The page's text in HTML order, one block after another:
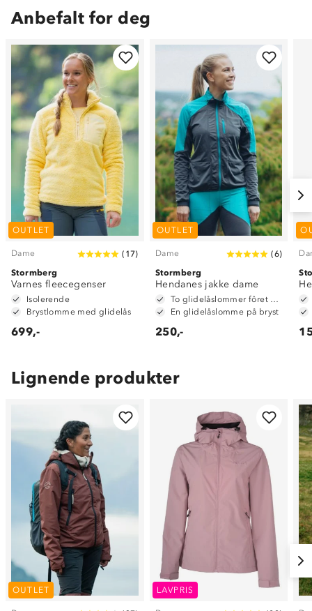
Anbefalt for deg
OUTLET
Dame ( 17)
Stormberg
Varnes fleecegenser
Isolerende
Brystlomme med glidelås
699,-
OUTLET
Dame (6)
Stormberg
Hendanes jakke dame
En glidelåslomme på bryst
250,-
Lignende produkter
OUTLET LAVPRIS